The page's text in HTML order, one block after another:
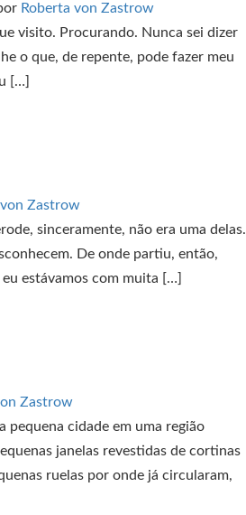
Roberta von Zastrow
visito. Procurando. Nunca sei dizer
o que, de repente, pode fazer meu
[…]
von Zastrow
sinceramente, não era uma delas.
De onde partiu, então,
estávamos com muita […]
Zastrow
pequena cidade em uma região
janelas revestidas de cortinas
ruelas por onde já circularam,